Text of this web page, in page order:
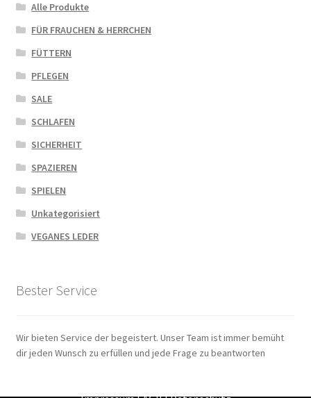
Alle Produkte
FÜR FRAUCHEN & HERRCHEN
FÜTTERN
PFLEGEN
SALE
SCHLAFEN
SICHERHEIT
SPAZIEREN
SPIELEN
Unkategorisiert
VEGANES LEDER
Bester Service
Wir bieten Service der begeistert. Unser Team ist immer bemüht
dir jeden Wunsch zu erfüllen und jede Frage zu beantworten